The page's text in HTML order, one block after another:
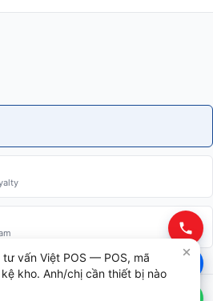
tư vấn Việt POS — POS, mã
kho. Anh/chị cần thiết bị nào